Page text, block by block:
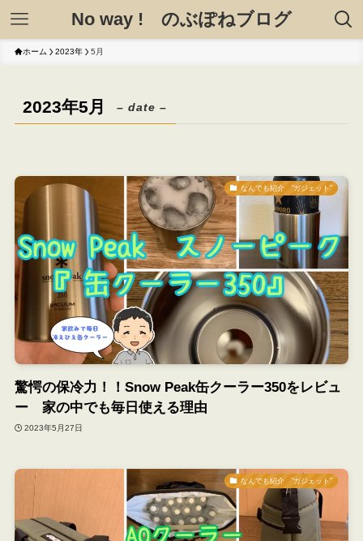
No way ! のぶぽねブログ
ホーム 2023年 5月
2023年5月 – date –
なんでも紹介 “ガジェット”
驚愕の保冷力！！Snow Peak缶クーラー350をレビュ
ー 家の中でも毎日使える理由
2023年5月27日
なんでも紹介 “ガジェット”